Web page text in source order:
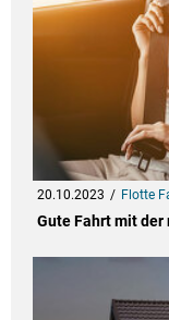
20.10.2023 Flotte
Gute Fahrt mit der